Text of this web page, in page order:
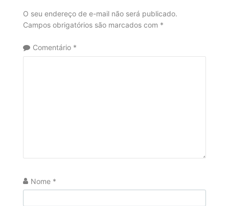
O seu endereço de e-mail não será publicado.
Campos obrigatórios são marcados com *
Comentário *
Nome *